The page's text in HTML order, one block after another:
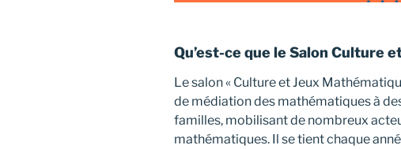
Qu’est-ce que le Salon Culture
Le salon « Culture et Jeux
de médiation des mathématiques à
familles, mobilisant de nombreux
mathématiques. Il se tient chaque